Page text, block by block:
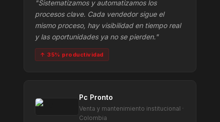
"Sistematizamos y automatizamos los
procesos clave. Cada vendedor sigue el
mismo proceso, hay visibilidad en tiempo real
y las oportunidades ya no se pierden."
↑ 35% productividad
Pc Pronto
Venta y mantenimiento institucional ·
Colombia